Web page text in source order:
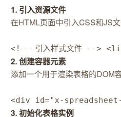
1. 引入资源文件
在HTML页面中引入CSS和JS
<!-- 引入样式文件 -->
2. 创建容器元素
添加一个用于渲染表格的DOM容
<div id="x-
3. 初始化表格实例